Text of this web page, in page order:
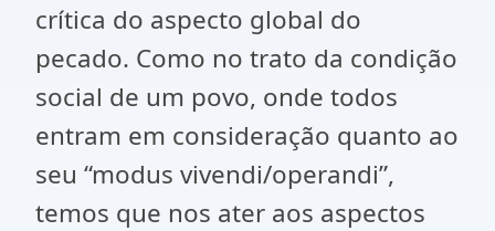
crítica do aspecto global do
pecado. Como no trato da condição
social de um povo, onde todos
entram em consideração quanto ao
seu “modus vivendi/operandi”,
temos que nos ater aos aspectos